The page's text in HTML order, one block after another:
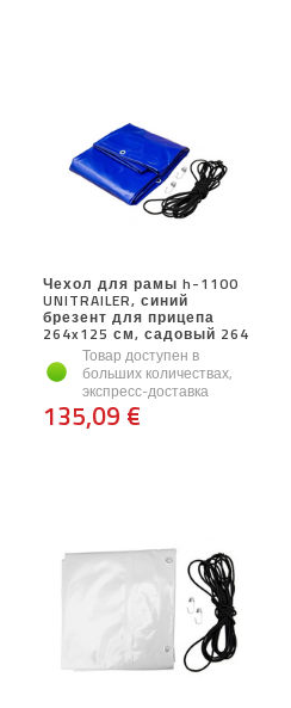
Чехол для рамы h-1100
UNITRAILER, синий
брезент для прицепа
264x125 см, садовый 264
Товар доступен в
больших количествах,
экспресс-доставка
135,09 €